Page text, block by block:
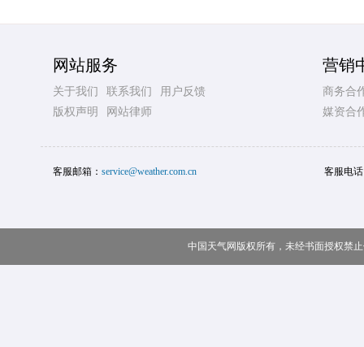
网站服务
关于我们 联系我们
用户反馈
版权声明
网站律师
营销
商务合
媒资合
客服邮箱： service@weather.com.cn 客服电
中国天气网版权所有，未经书面授权